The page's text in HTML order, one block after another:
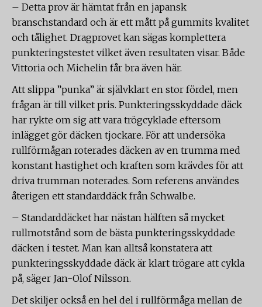
– Detta prov är hämtat från en japansk
branschstandard och är ett mått på gummits kvalitet
och tålighet. Dragprovet kan sägas komplettera
punkteringstestet vilket även resultaten visar. Både
Vittoria och Michelin får bra även här.
Att slippa ”punka” är självklart en stor fördel, men
frågan är till vilket pris. Punkteringsskyddade däck
har rykte om sig att vara trögcyklade eftersom
inlägget gör däcken tjockare. För att undersöka
rullförmågan roterades däcken av en trumma med
konstant hastighet och kraften som krävdes för att
driva trumman noterades. Som referens användes
återigen ett standarddäck från Schwalbe.
– Standarddäcket har nästan hälften så mycket
rullmotstånd som de bästa punkteringsskyddade
däcken i testet. Man kan alltså konstatera att
punkteringsskyddade däck är klart trögare att cykla
på, säger Jan-Olof Nilsson.
Det skiljer också en hel del i rullförmåga mellan de